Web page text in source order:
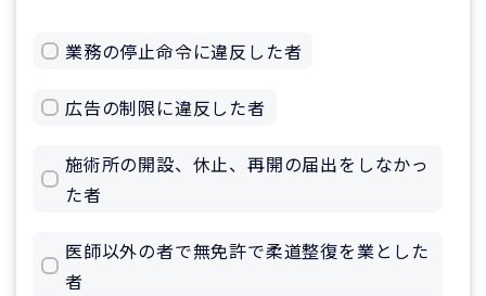
業務の停止命令に違反した者
広告の制限に違反した者
施術所の開設、休止、再開の届出をしなかっ
た者
医師以外の者で無免許で柔道整復を業とした
者